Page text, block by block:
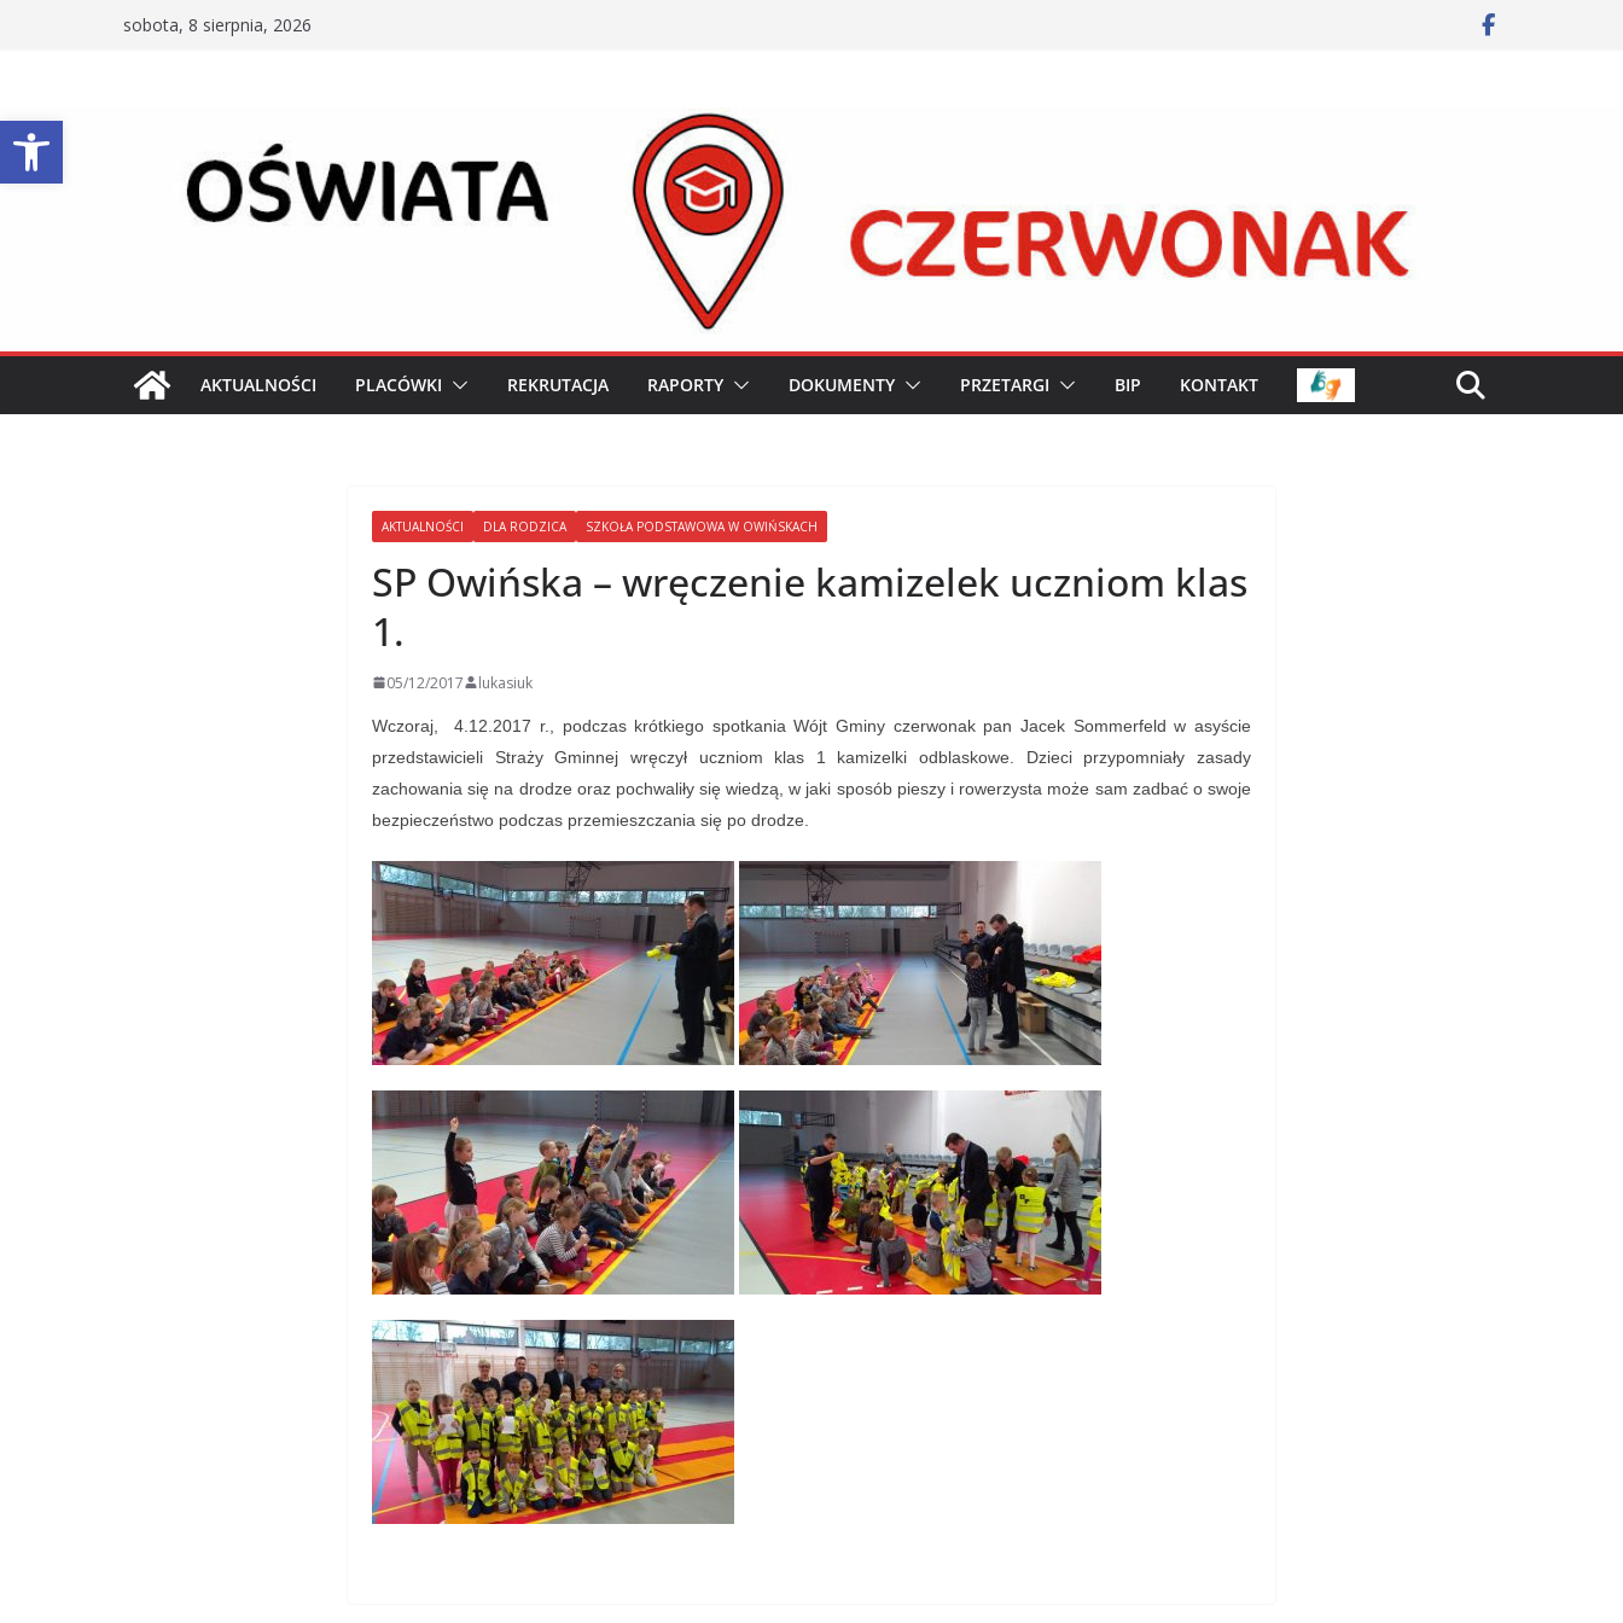
Otwórz pasek narzędzi
sobota, 8 sierpnia, 2026
AKTUALNOŚCI PLACÓWKI REKRUTACJA RAPORTY DOKUMENTY PRZETARGI BIP KONTAKT
AKTUALNOŚCI DLA RODZICA SZKOŁA PODSTAWOWA W OWIŃSKACH
SP Owińska – wręczenie kamizelek uczniom klas
1.
05/12/2017 lukasiuk
Wczoraj, 4.12.2017 r., podczas krótkiego spotkania Wójt Gminy czerwonak pan Jacek Sommerfeld w asyście
przedstawicieli Straży Gminnej wręczył uczniom klas 1 kamizelki odblaskowe. Dzieci przypomniały zasady
zachowania się na drodze oraz pochwaliły się wiedzą, w jaki sposób pieszy i rowerzysta może sam zadbać o swoje
bezpieczeństwo podczas przemieszczania się po drodze.